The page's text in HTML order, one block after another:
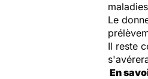
Le
Il reste
En